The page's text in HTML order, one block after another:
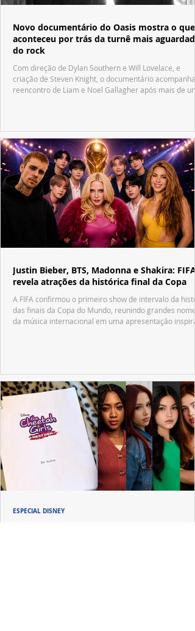
Novo documentário do Oasis mostra o que
aconteceu por trás da turnê mais aguardada
do rock
Com direção de Dylan Southern e Will Lovelace, e
criação de Steven Knight, o documentário acompanha
reencontro de Liam e Noel Gallagher após mais de
Justin Bieber, BTS, Madonna e Shakira: FIFA
revela atrações da histórica final da Copa
A FIFA confirmou o primeiro show de intervalo da
das finais da Copa do Mundo, reunindo grandes nomes
da música internacional em uma apresentação
ESPECIAL DISNEY